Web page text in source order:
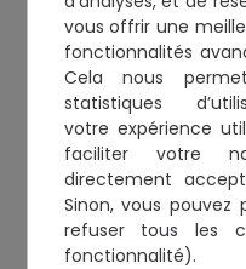
vous offrir une
fonctionnalités
Cela nous
statistiques
votre expérience
faciliter votre
directement
Sinon, vous pouvez
refuser tous les
fonctionnalité).
Année de Serment :
Toque :
Activités
Droit fiscal